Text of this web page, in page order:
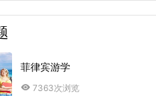
菲律宾游学
7363次浏览